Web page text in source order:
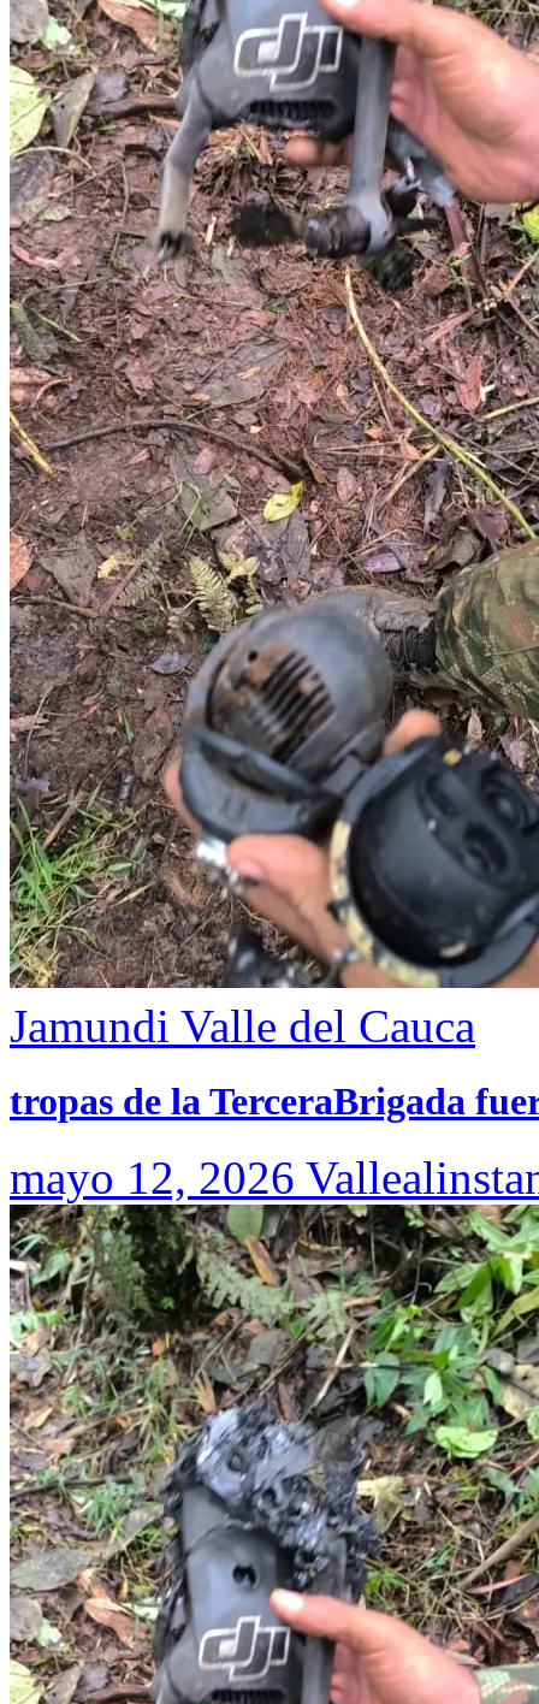
Jamundi Valle del Cauca
tropas de la TerceraBrigada
mayo 12, 2026